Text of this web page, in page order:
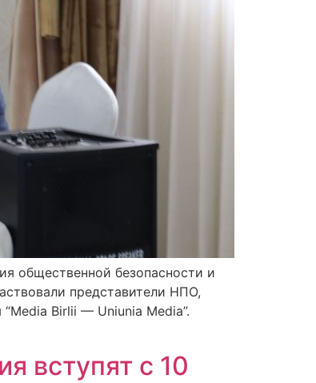
общественной безопасности и
представители НПО,
Birlii — Uniunia Media”.
вступят с 10